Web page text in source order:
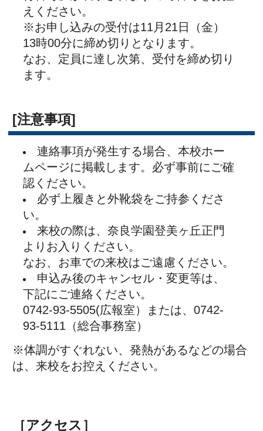
一覧に戻る
〒631-8522 奈良市中登美ヶ丘３丁目１５−１
TEL：0742-93-5111
Copyright ©奈良学園登美ヶ丘中学校
All Rights Reserved.